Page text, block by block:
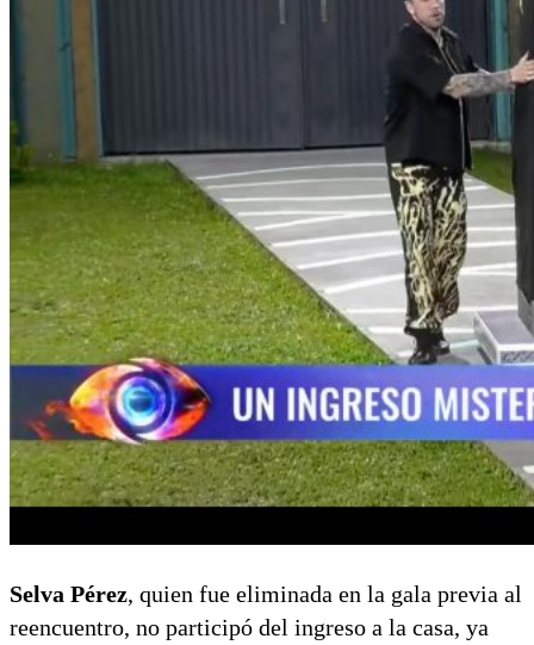
Selva Pérez, quien fue eliminada en la gala previa al
reencuentro, no participó del ingreso a la casa, ya